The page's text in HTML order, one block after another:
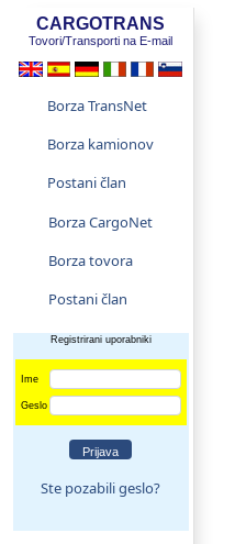
CARGOTRANS
Tovori/Transporti na E-mail
Borza TransNet
Borza kamionov
Postani član
Borza CargoNet
Borza tovora
Postani član
Registrirani uporabniki
Ime
Geslo
Ste pozabili geslo?